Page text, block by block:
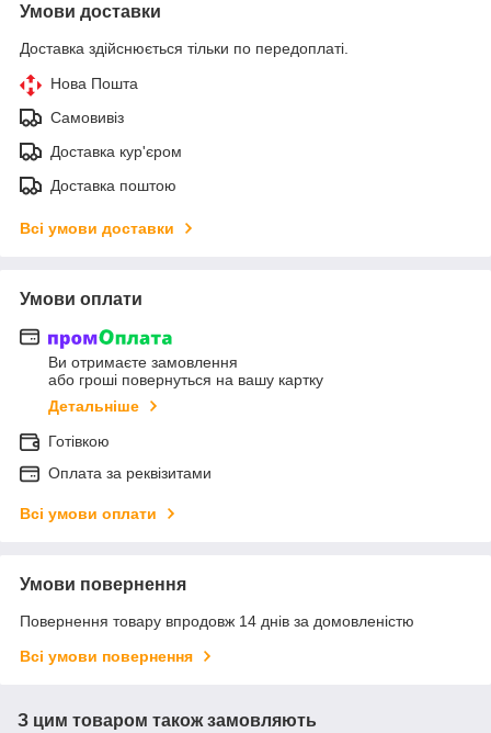
Умови доставки
Доставка здійснюється тільки по передоплаті.
Нова Пошта
Самовивіз
Доставка кур'єром
Доставка поштою
Всі умови доставки
Умови оплати
Ви отримаєте замовлення
або гроші повернуться на вашу картку
Детальніше
Готівкою
Оплата за реквізитами
Всі умови оплати
Умови повернення
Повернення товару впродовж 14 днів за домовленістю
Всі умови повернення
З цим товаром також замовляють